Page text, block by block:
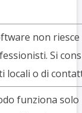
non
Si
locali o di
funziona